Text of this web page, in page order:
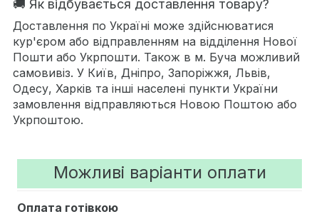
🚚 Як відбувається доставлення товару?
Доставлення по Україні може здійснюватися
кур'єром або відправленням на відділення Нової
Пошти або Укрпошти. Також в м. Буча можливий
самовивіз. У Київ, Дніпро, Запоріжжя, Львів,
Одесу, Харків та інші населені пункти України
замовлення відправляються Новою Поштою або
Укрпоштою.
Можливі варіанти оплати
Оплата готівкою